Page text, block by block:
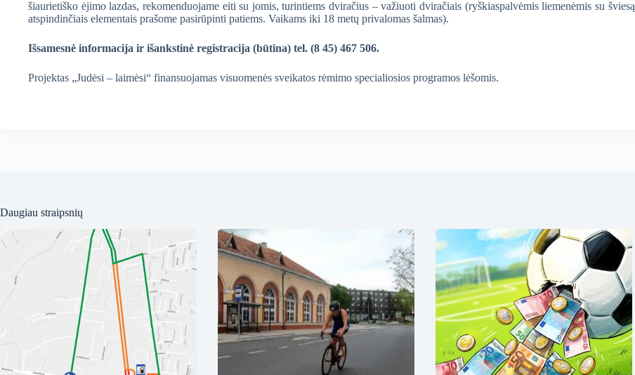
šiaurietiško ėjimo lazdas, rekomenduojame eiti su jomis, turintiems dviračius – važiuoti dviračiais (ryškiaspalvėmis liemenėmis su šviesą
atspindinčiais elementais prašome pasirūpinti patiems. Vaikams iki 18 metų privalomas šalmas).
Išsamesnė informacija ir išankstinė registracija (būtina) tel. (8 45) 467 506.
Projektas „Judėsi – laimėsi“ finansuojamas visuomenės sveikatos rėmimo specialiosios programos lėšomis.
Daugiau straipsnių